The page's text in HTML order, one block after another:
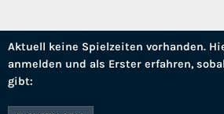
Aktuell keine Spielzeiten vorhanden.
anmelden und als Erster erfahren,
gibt: